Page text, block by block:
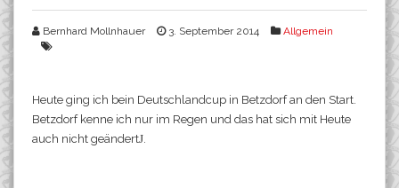
Bernhard Mollnhauer 3. September 2014 Allgemein
Heute ging ich bein Deutschlandcup in Betzdorf an den Start.
Betzdorf kenne ich nur im Regen und das hat sich mit Heute
auch nicht geändertJ.